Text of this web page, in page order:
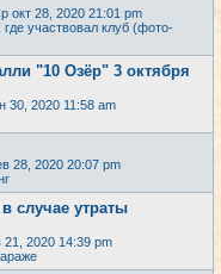
окт 28, 2020 21:01 pm
участвовал клуб (фото-
"10 Озёр" 3 октября
30, 2020 11:58 am
28, 2020 20:07 pm
случае утраты
21, 2020 14:39 pm